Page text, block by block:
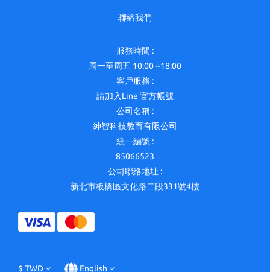
聯絡我們
服務時間 :
周一至周五 10:00 ~18:00
客戶服務 :
請加入Line 官方帳號
公司名稱 :
紳智科技教育有限公司
統一編號 :
85066523
公司聯絡地址 :
新北市板橋區文化路二段331號4樓
$ TWD English